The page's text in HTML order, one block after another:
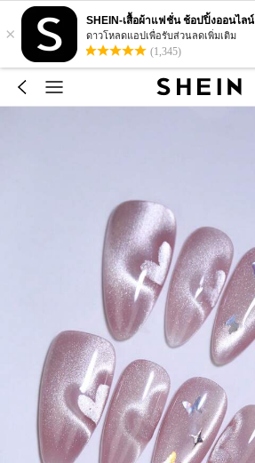
×
SHEIN-เสื้อผ้าแฟชั่น ช้อปปิ้งออนไลน์
ดาวโหลดแอปเพื่อรับส่วนลดเพิ่มเติม
(1,345)